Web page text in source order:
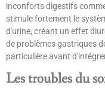
inconforts digestifs
stimule fortement le
d'urine, créant un effet
de problèmes gastriques
particulière avant
Les troubles du